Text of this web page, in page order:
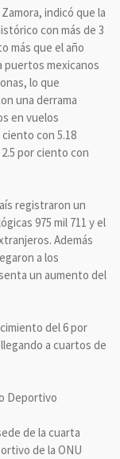
indicó que la
con más de 3
más que el año
puertos mexicanos
lo que
una derrama
en vuelos
con 5.18
por ciento con
registraron un
975 mil 711 y el
Además
a los
un aumento del
del 6 por
a cuartos de
Deportivo
de la cuarta
de la ONU